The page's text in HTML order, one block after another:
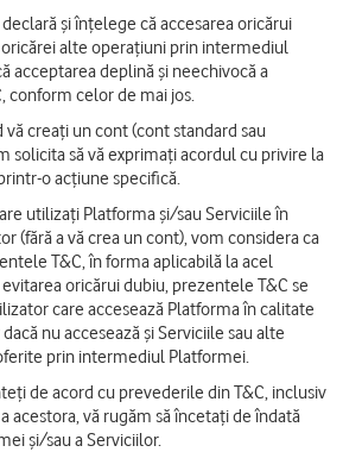
și înțelege că accesarea oricărui
alte operațiuni prin intermediul
acceptarea deplină și neechivocă a
conform celor de mai jos.
vă creați un cont (cont standard sau
solicita să vă exprimați acordul cu privire la
o acțiune specifică.
utilizați Platforma și/sau Serviciile în
(fără a vă crea un cont), vom considera ca
T&C, în forma aplicabilă la acel
oricărui dubiu, prezentele T&C se
care accesează Platforma în calitate
nu accesează și Serviciile sau alte
prin intermediul Platformei.
de acord cu prevederile din T&C, inclusiv
acestora, vă rugăm să încetați de îndată
și/sau a Serviciilor.